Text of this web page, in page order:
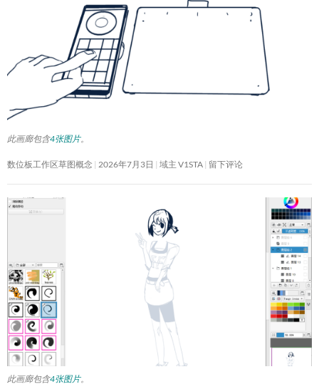
此画廊包含4张图片。
数位板工作区草图概念 2026年7月3日 域主 V1STA 留下评论
此画廊包含4张图片。